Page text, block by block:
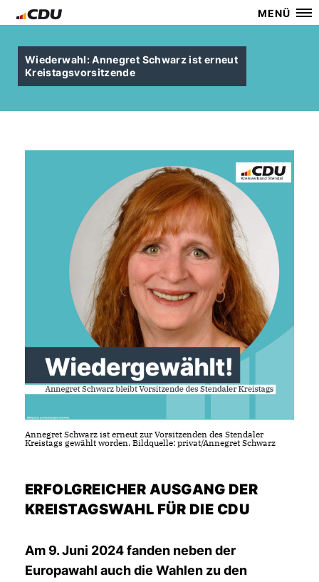
MENÜ
Wiederwahl: Annegret Schwarz ist erneut
Kreistagsvorsitzende
Annegret Schwarz ist erneut zur Vorsitzenden des Stendaler
Kreistags gewählt worden. Bildquelle: privat/Annegret Schwarz
ERFOLGREICHER AUSGANG DER
KREISTAGSWAHL FÜR DIE CDU
Am 9. Juni 2024 fanden neben der
Europawahl auch die Wahlen zu den